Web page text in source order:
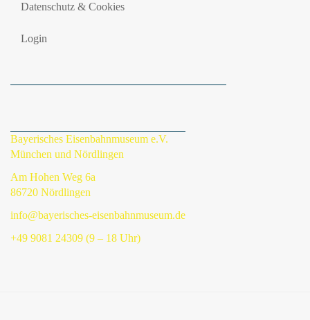
Datenschutz & Cookies
Login
Bayerisches Eisenbahnmuseum e.V.
München und Nördlingen
Am Hohen Weg 6a
86720 Nördlingen
info@bayerisches-eisenbahnmuseum.de
+49 9081 24309 (9 – 18 Uhr)